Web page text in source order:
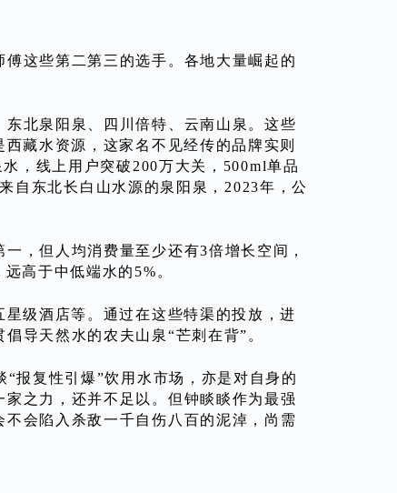
这些第二第三的选手。各地大量崛起的
北泉阳泉、四川倍特、云南山泉。这些
藏水资源，这家名不见经传的品牌实则
，线上用户突破200万大关，500ml单品
自东北长白山水源的泉阳泉，2023年，公
，但人均消费量至少还有3倍增长空间，
高于中低端水的5%。
级酒店等。通过在这些特渠的投放，进
导天然水的农夫山泉“芒刺在背”。
报复性引爆”饮用水市场，亦是对自身的
之力，还并不足以。但钟睒睒作为最强
会陷入杀敌一千自伤八百的泥淖，尚需